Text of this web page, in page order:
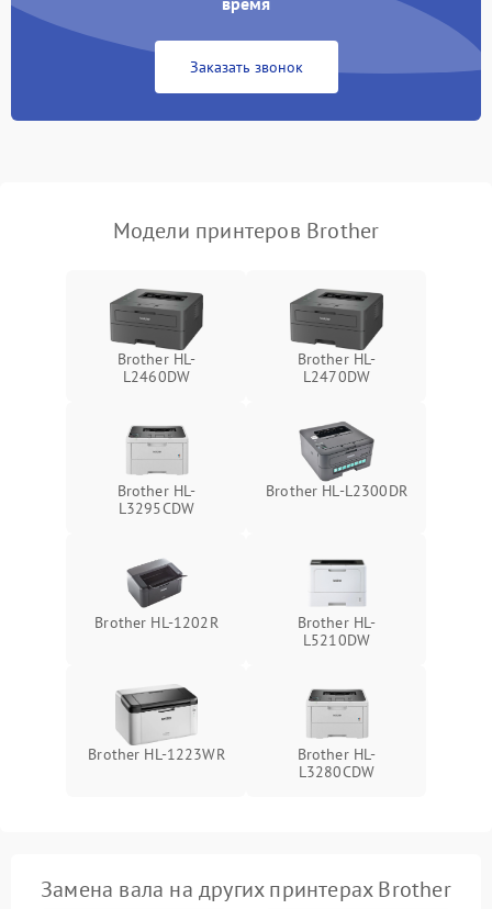
Заказать звонок
Модели принтеров Brother
Brother HL-
L2460DW
Brother HL-
L2470DW
Brother HL-
L3295CDW
Brother HL-L2300DR
Brother HL-1202R
Brother HL-
L5210DW
Brother HL-1223WR
Brother HL-
L3280CDW
Замена вала на других принтерах Brother